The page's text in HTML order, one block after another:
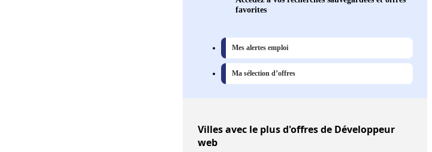
favorites
Mes alertes emploi
Ma sélection d’offres
Villesavec le plus d'offres de Développeur
web